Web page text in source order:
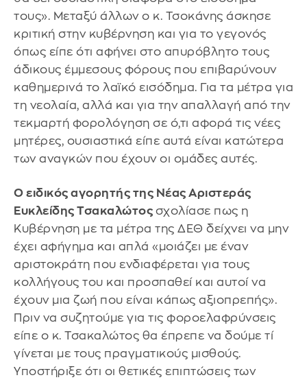
τους». Μεταξύ άλλων ο κ. Τσοκάνης άσκησε
κριτική στην κυβέρνηση και για το γεγονός
όπως είπε ότι αφήνει στο απυρόβλητο τους
άδικους έμμεσους φόρους που επιβαρύνουν
καθημερινά το λαϊκό εισόδημα. Για τα μέτρα για
τη νεολαία, αλλά και για την απαλλαγή από την
τεκμαρτή φορολόγηση σε ό,τι αφορά τις νέες
μητέρες, ουσιαστικά είπε αυτά είναι κατώτερα
των αναγκών που έχουν οι ομάδες αυτές.
Ο ειδικός αγορητής της Νέας Αριστεράς
Ευκλείδης Τσακαλώτος σχολίασε πως η
Κυβέρνηση με τα μέτρα της ΔΕΘ δείχνει να μην
έχει αφήγημα και απλά «μοιάζει με έναν
αριστοκράτη που ενδιαφέρεται για τους
κολλήγους του και προσπαθεί και αυτοί να
έχουν μια ζωή που είναι κάπως αξιοπρεπής».
Πριν να συζητούμε για τις φοροελαφρύνσεις
είπε ο κ. Τσακαλώτος θα έπρεπε να δούμε τί
γίνεται με τους πραγματικούς μισθούς.
Υποστήριξε ότι οι θετικές επιπτώσεις των